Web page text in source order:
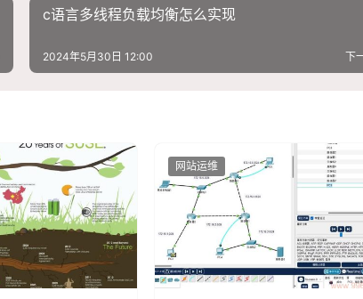
c语言多线程负载均衡怎么实现
下
2024年5月30日 12:00
网站运维